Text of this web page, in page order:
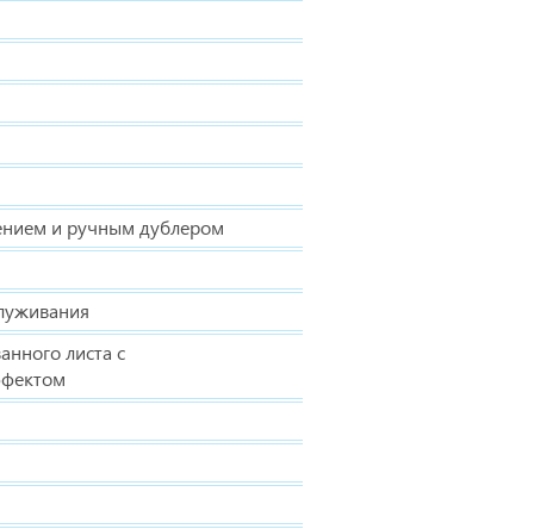
и ручным дублером
листа с